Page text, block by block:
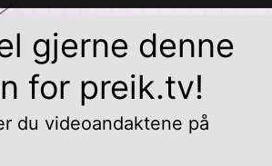
gjerne denne
for preik.tv!
du videoandaktene på